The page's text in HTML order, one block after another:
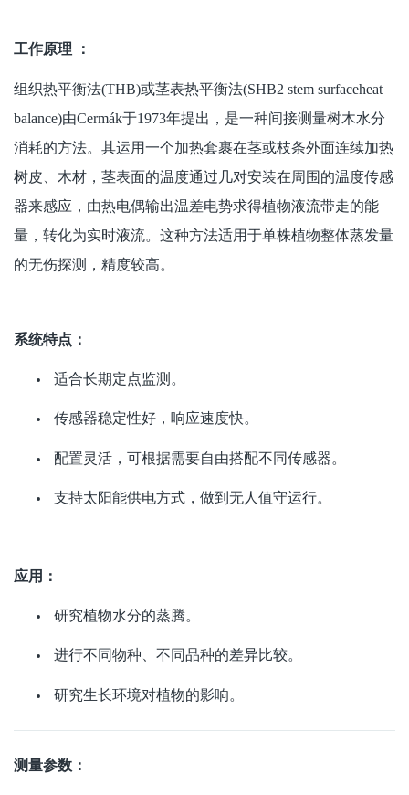
工作原理 ：
组织热平衡法(THB)或茎表热平衡法(SHB2 stem surfaceheat
balance)由Cermák于1973年提出，是一种间接测量树木水分
消耗的方法。其运用一个加热套裹在茎或枝条外面连续加热
树皮、木材，茎表面的温度通过几对安装在周围的温度传感
器来感应，由热电偶输出温差电势求得植物液流带走的能
量，转化为实时液流。这种方法适用于单株植物整体蒸发量
的无伤探测，精度较高。
系统特点：
适合长期定点监测。
传感器稳定性好，响应速度快。
配置灵活，可根据需要自由搭配不同传感器。
支持太阳能供电方式，做到无人值守运行。
应用：
研究植物水分的蒸腾。
进行不同物种、不同品种的差异比较。
研究生长环境对植物的影响。
测量参数：